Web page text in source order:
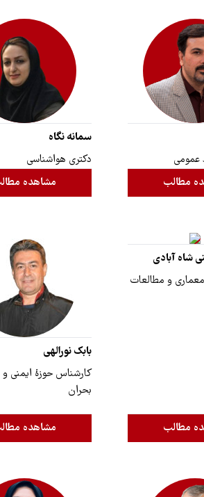
عمومی
مطالب
سمانه نگاه
دکتری هواشناسی
مشاهده
شاه آبادی
و مطالعات
مطالب
بابک نورالهی
کارشناس حوزۀ ایمنی
بحران
مشاهده